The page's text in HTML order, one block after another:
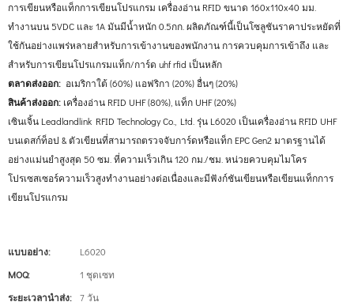
การเขียนหรือแท็กการเขียนโปรแกรม เครื่องอ่าน RFID ขนาด 160x110x40 มม.
ทำงานบน 5VDC และ 1A มันมีน้ำหนัก 0.5กก. ผลิตภัณฑ์นี้เป็นโซลูชันราคาประหยัดที่
ใช้กันอย่างแพร่หลายสำหรับการเข้างานของพนักงาน การควบคุมการเข้าถึง และ
สำหรับการเขียนโปรแกรมแท็ก/การ์ด uhf rfid เป็นหลัก
ตลาดส่งออก: อเมริกาใต้ (60%) แอฟริกา (20%) อื่นๆ (20%)
สินค้าส่งออก: เครื่องอ่าน RFID UHF (80%), แท็ก UHF (20%)
เซินเจิ้น Leadlandlink RFID Technology Co., Ltd. รุ่น L6020 เป็นเครื่องอ่าน RFID UHF
บนเดสก์ท็อป & ตัวเขียนที่สามารถตรวจจับการ์ดหรือแท็ก EPC Gen2 มาตรฐานได้
อย่างแม่นยำสูงสุด 50 ซม. ที่ความเร็วเกิน 120 กม./ชม. หน่วยควบคุมไมโคร
โปรเซสเซอร์ความเร็วสูงทำงานอย่างต่อเนื่องและมีฟังก์ชันเขียนหรือเขียนแท็กการ
เขียนโปรแกรม
แบบอย่าง:
L6020
MOQ:
1 ชุดเซท
ระยะเวลานำส่ง:
7 วัน